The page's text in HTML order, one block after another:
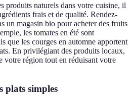
produits naturels dans votre cuisine, il
frais et de qualité. Rendez-
un magasin bio pour acheter des fruits
les tomates en été sont
que les courges en automne apportent
En privilégiant des produits locaux,
votre région tout en réduisant votre
plats simples